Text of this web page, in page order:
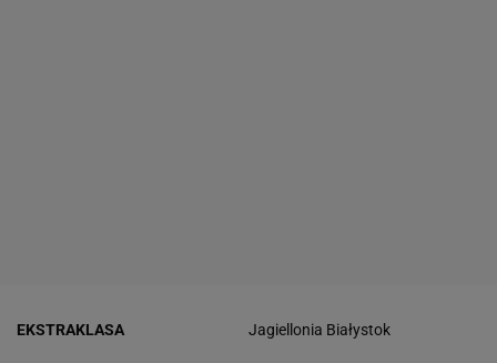
EKSTRAKLASA Jagiellonia Białystok